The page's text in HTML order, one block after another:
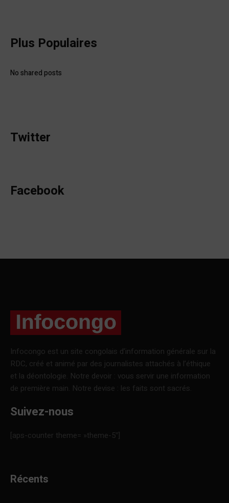
Plus Populaires
No shared posts
Twitter
Facebook
Infocongo est un site congolais d’information générale sur la
RDC, créé et animé par des journalistes attachés à l’éthique
et la déontologie. Notre devoir : vous servir une information
de première main. Notre devise : les faits sont sacrés.
Suivez-nous
[aps-counter theme= »theme-5″]
Récents